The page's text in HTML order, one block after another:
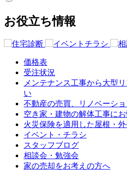
お役立ち情報
価格表
受注状況
メンテナンス工事から大型
い
不動産の売買、リノベーシ
空き家・建物の解体工事に
火災保険を適用した屋根・
イベント・チラシ
スタッフブログ
相談会・勉強会
家の売却をお考えの方へ